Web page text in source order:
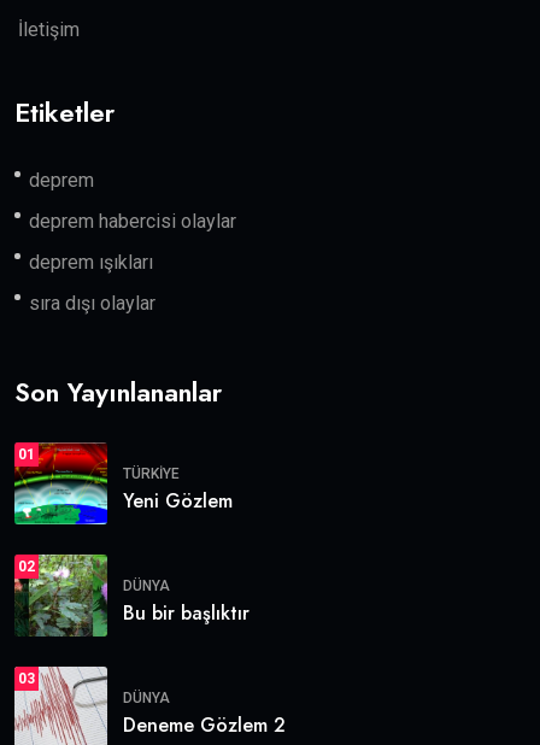
İletişim
Etiketler
deprem
deprem habercisi olaylar
deprem ışıkları
sıra dışı olaylar
Son Yayınlananlar
01
TÜRKIYE
Yeni Gözlem
02
DÜNYA
Bu bir başlıktır
03
DÜNYA
Deneme Gözlem 2